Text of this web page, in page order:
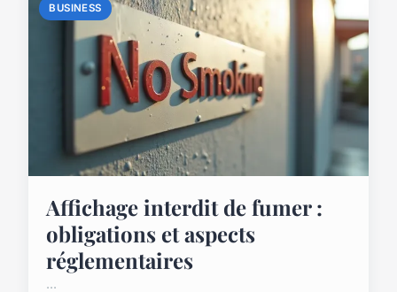
BUSINESS
Affichage interdit de fumer :
obligations et aspects
réglementaires
...